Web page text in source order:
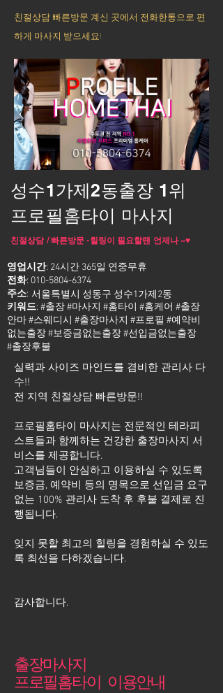
친절상담 빠른방문 계신 곳에서 전화한통으로 편
하게 마사지 받으세요!
성수1가제2동출장 1위
프로필홈타이 마사지
친절상담 / 빠른방문 -힐링이 필요할땐 언제나 ~♥
영업시간: 24시간 365일 연중무휴
전화: 010-5804-6374
주소:
키워드: #출장 #마사지 #홈타이 #홈케어 #출장
안마 #스웨디시 #출장마사지 #프로필 #예약비
없는출장 #보증금없는출장 #선입금없는출장
#출장후불
서울특별시 성동구 성수1가제2동
실력과 사이즈 마인드를 겸비한 관리사 다
수!!
전 지역 친절상담 빠른방문!!
프로필홈타이 마사지는 전문적인 테라피
스트들과 함께하는 건강한 출장마사지 서
비스를 제공합니다.
고객님들이 안심하고 이용하실 수 있도록
보증금, 예약비 등의 명목으로 선입금 요구
없는 100% 관리사 도착 후 후불 결제로 진
행됩니다.
잊지 못할 최고의 힐링을 경험하실 수 있도
록 최선을 다하겠습니다.
​감사합니다.
출장마사지
프로필홈타이 이용안내